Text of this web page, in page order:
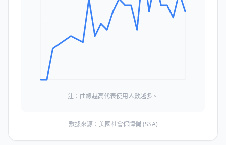
注：曲線越高代表使用人數越多。
數據來源：美國社會保障侷 (SSA)